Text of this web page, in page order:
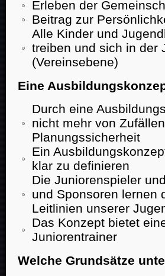
Erleben der
Beitrag zur
Alle Kinder und
treiben und sich in der
(Vereinsebene)
Eine
Durch eine
nicht mehr von
Planungssicherheit
Ein
klar zu definieren
Die Juniorenspieler
und Sponsoren lernen
Leitlinien unserer
Das Konzept bietet
Juniorentrainer
Welche Grundsätze